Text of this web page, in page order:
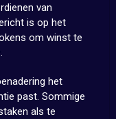
van
is op het
om winst te
het
past. Sommige
als te